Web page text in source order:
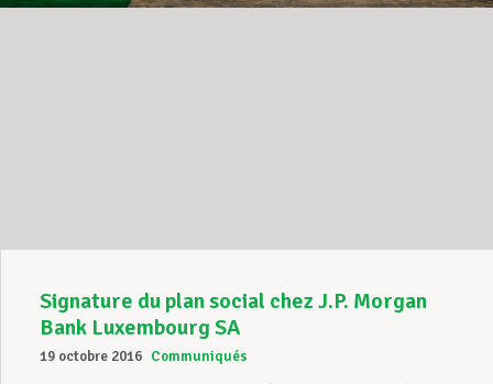
Assistance au Travail
Devenir Membre
Signature du plan social chez J.P. Morgan
Bank Luxembourg SA
19 octobre 2016 Communiqués